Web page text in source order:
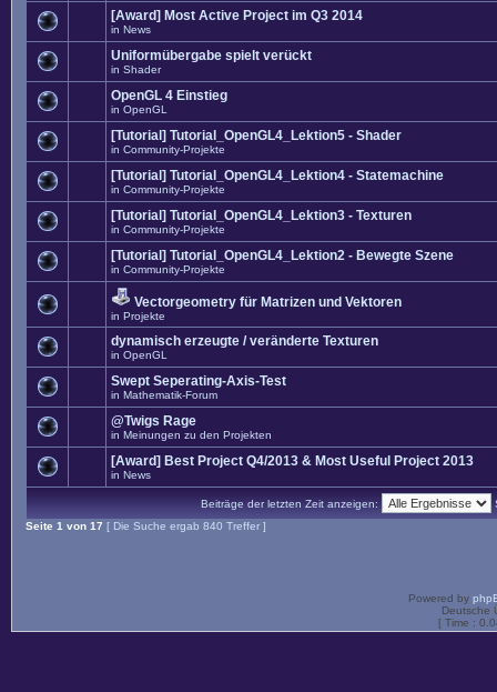
[Award] Most Active Project im Q3 2014
in News
Uniformübergabe spielt verückt
in Shader
OpenGL 4 Einstieg
in OpenGL
[Tutorial] Tutorial_OpenGL4_Lektion5 - Shader
in Community-Projekte
[Tutorial] Tutorial_OpenGL4_Lektion4 - Statemachine
in Community-Projekte
[Tutorial] Tutorial_OpenGL4_Lektion3 - Texturen
in Community-Projekte
[Tutorial] Tutorial_OpenGL4_Lektion2 - Bewegte Szene
in Community-Projekte
Vectorgeometry für Matrizen und Vektoren
in Projekte
dynamisch erzeugte / veränderte Texturen
in OpenGL
Swept Seperating-Axis-Test
in Mathematik-Forum
@Twigs Rage
in Meinungen zu den Projekten
[Award] Best Project Q4/2013 & Most Useful Project 2013
in News
Beiträge der letzten Zeit anzeigen:
Seite 1 von 17 [ Die Suche ergab 840 Treffer ]
Powered by
Deutsche
[ Time :